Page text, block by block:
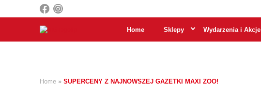
Home Sklepy Wydarzenia i Akcje
Home » SUPERCENY Z NAJNOWSZEJ GAZETKI MAXI ZOO!